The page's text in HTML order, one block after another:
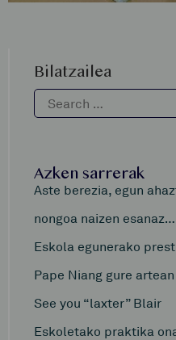
Bilatzailea
Azken sarrerak
Aste berezia, egun
nongoa naizen esanaz…
Eskola egunerako
Pape Niang gure artean
See you “laxter” Blair
Eskoletako praktika